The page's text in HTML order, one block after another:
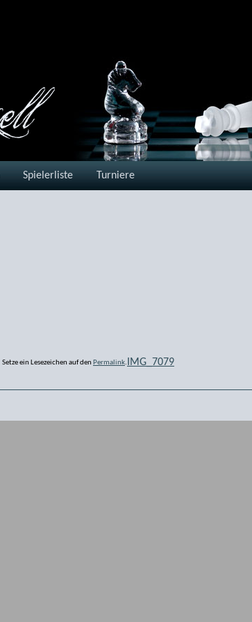
Spielerliste Turniere
IMG_7079
Setze ein Lesezeichen auf den Permalink.